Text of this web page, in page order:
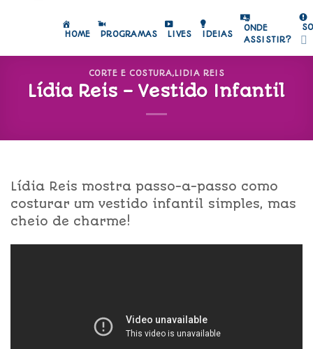
HOME PROGRAMAS LIVES IDEIAS
ONDE
ASSISTIR?
CORTE E COSTURA, LIDIA REIS
Lídia Reis – Vestido Infantil
Lídia Reis mostra passo-a-passo como
costurar um vestido infantil simples, mas
cheio de charme!